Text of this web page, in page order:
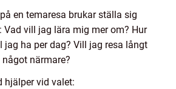
en temaresa brukar ställa sig
Vad vill jag lära mig mer om? Hur
jag ha per dag? Vill jag resa långt
närmare?
hjälper vid valet: